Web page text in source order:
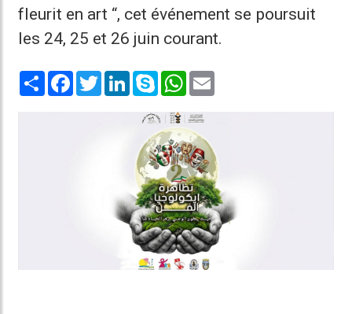
fleurit en art “, cet événement se poursuit
les 24, 25 et 26 juin courant.
Share Facebook
TwitterLinkedInSkype WhatsApp